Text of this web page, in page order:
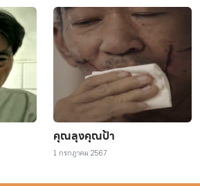
คุณลุงคุณป้า
1 กรกฎาคม 2567